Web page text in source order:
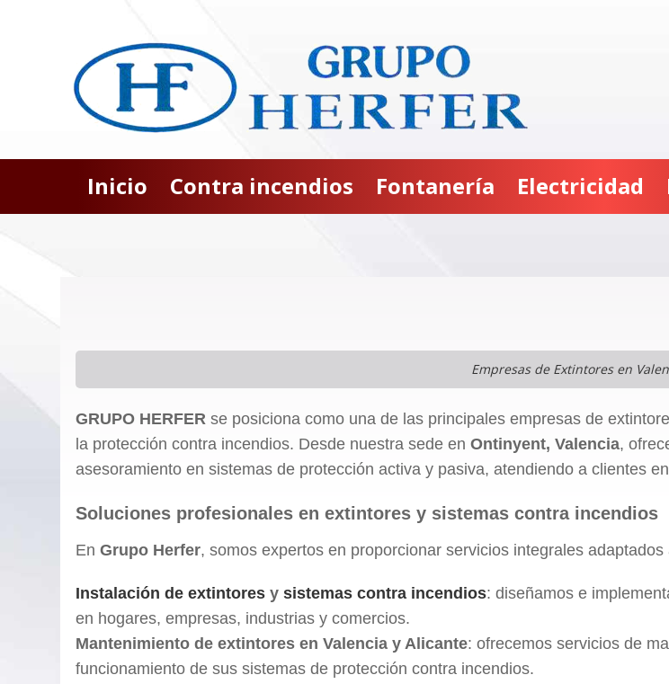
Inicio Contra incendios Fontanería Electricidad
Empresas de Extintores en
GRUPO HERFER se posiciona como una de las principales empresas de
la protección contra incendios. Desde nuestra sede en Ontinyent, Valencia,
asesoramiento en sistemas de protección activa y pasiva, atendiendo a clientes
Soluciones profesionales en extintores y sistemas contra incendios
En Grupo Herfer, somos expertos en proporcionar servicios integrales
Instalación de extintores y sistemas contra incendios: diseñamos e
en hogares, empresas, industrias y comercios.
Mantenimiento de extintores en Valencia y Alicante: ofrecemos servicios de
funcionamiento de sus sistemas de protección contra incendios.